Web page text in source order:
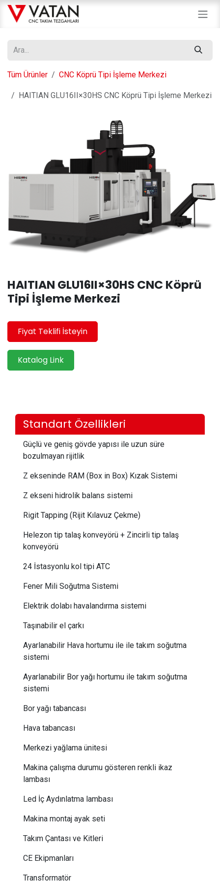
İçereği Atla
Tüm Ürünler CNC Köprü Tipi İşleme Merkezi
HAITIAN GLU16II×30HS CNC Köprü Tipi İşleme Merkezi
HAITIAN GLU16II×30HS CNC Köprü
Tipi İşleme Merkezi
Fiyat Teklifi İsteyin
Katalog Link
Standart Özellikleri
Güçlü ve geniş gövde yapısı ile uzun süre
bozulmayan rijitlik
Z ekseninde RAM (Box in Box) Kızak Sistemi
Z ekseni hidrolik balans sistemi
Rigit Tapping (Rijit Kılavuz Çekme)
Helezon tip talaş konveyörü + Zincirli tip talaş
konveyörü
24 İstasyonlu kol tipi ATC
Fener Mili Soğutma Sistemi
Elektrik dolabı havalandırma sistemi
Taşınabilir el çarkı
Ayarlanabilir Hava hortumu ile ile takım soğutma
sistemi
Ayarlanabilir Bor yağı hortumu ile takım soğutma
sistemi
Bor yağı tabancası
Hava tabancası
Merkezi yağlama ünitesi
Makina çalışma durumu gösteren renkli ikaz
lambası
Led İç Aydınlatma lambası
Makina montaj ayak seti
Takım Çantası ve Kitleri
CE Ekipmanları
Transformatör